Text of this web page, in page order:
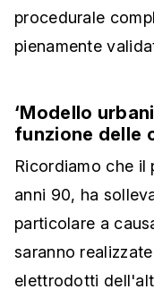
procedurale
pienamente
‘Modello
funzione delle
Ricordiamo che
anni 90, ha
particolare a
saranno
elettrodotti